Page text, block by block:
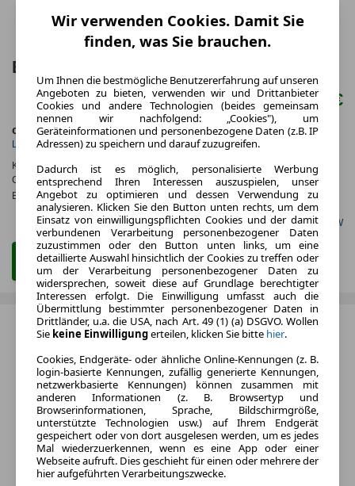
BMW M8 Coupé Benzin 530 PS
121.860 €
ca. 390 kW (530 PS)
Leistung
Benzin
Kraftstoff
Kraftstoffverbr.¹:
ca. 10,2 l/100km(komb.)
CO
-Emissionen*:ca. 232 g/km
(komb.)
Effizienzklasse:
G
Gefunden auf BMW
Zum Kauf Angebot
Wir verwenden Cookies. Damit Sie
finden, was Sie brauchen.
Um Ihnen die bestmögliche Benutzererfahrung auf unseren
Angeboten zu bieten, verwenden wir und Drittanbieter
Cookies und andere Technologien (beides gemeinsam
nennen wir nachfolgend: „Cookies"), um
Geräteinformationen und personenbezogene Daten (z.B. IP
Adressen) zu speichern und darauf zuzugreifen.
Dadurch ist es möglich, personalisierte Werbung
entsprechend Ihren Interessen auszuspielen, unser
Angebot zu optimieren und dessen Verwendung zu
analysieren. Klicken Sie den Button unten rechts, um dem
Einsatz von einwilligungspflichten Cookies und der damit
verbundenen Verarbeitung personenbezogener Daten
zuzustimmen oder den Button unten links, um eine
detaillierte Auswahl hinsichtlich der Cookies zu treffen oder
um der Verarbeitung personenbezogener Daten zu
widersprechen, soweit diese auf Grundlage berechtigter
Interessen erfolgt. Die Einwilligung umfasst auch die
Übermittlung bestimmter personenbezogener Daten in
Drittländer, u.a. die USA, nach Art. 49 (1) (a) DSGVO. Wollen
Sie keine Einwilligungerteilen, klicken Sie bitte hier.
Cookies, Endgeräte- oder ähnliche Online-Kennungen (z. B.
login-basierte Kennungen, zufällig generierte Kennungen,
netzwerkbasierte Kennungen) können zusammen mit
anderen Informationen (z. B. Browsertyp und
Browserinformationen, Sprache, Bildschirmgröße,
unterstützte Technologien usw.) auf Ihrem Endgerät
gespeichert oder von dort ausgelesen werden, um es jedes
Mal wiederzuerkennen, wenn es eine App oder einer
Webseite aufruft. Dies geschieht für einen oder mehrere der
hier aufgeführten Verarbeitungszwecke.